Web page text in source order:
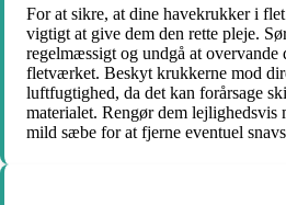
For at sikre, at dine havekrukker i
vigtigt at give dem den rette pleje.
regelmæssigt og undgå at overvande
fletværket. Beskyt krukkerne mod
luftfugtighed, da det kan forårsage
materialet. Rengør dem lejlighedsvis
mild sæbe for at fjerne eventuel